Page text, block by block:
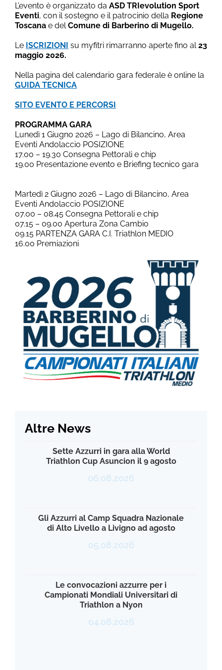
L’evento è organizzato da ASD TRIevolution Sport
Eventi, con il sostegno e il patrocinio della Regione
Toscana e delComune di Barberino di Mugello.
Le ISCRIZIONI su myfitri rimarranno aperte fino al23
maggio 2026.
Nella pagina del calendario gara federale è online la
GUIDA TECNICA
SITO EVENTO E PERCORSI
PROGRAMMA GARA
Lunedì 1 Giugno 2026 – Lago di Bilancino, Area
Eventi Andolaccio POSIZIONE
17.00 – 19.30 Consegna Pettorali e chip
19.00 Presentazione evento e Briefing tecnico gara
Martedì 2 Giugno 2026 – Lago di Bilancino, Area
Eventi Andolaccio POSIZIONE
07.00 – 08.45 Consegna Pettorali e chip
07.15 – 09.00 Apertura Zona Cambio
09.15 PARTENZA GARA C.I. Triathlon MEDIO
16.00 Premiazioni
Altre News
Sette Azzurri in gara alla World
Triathlon Cup Asuncion il 9 agosto
06.08.2026
Gli Azzurri al Camp Squadra Nazionale
di Alto Livello a Livigno ad agosto
05.08.2026
Le convocazioni azzurre per i
Campionati Mondiali Universitari di
Triathlon a Nyon
04.08.2026